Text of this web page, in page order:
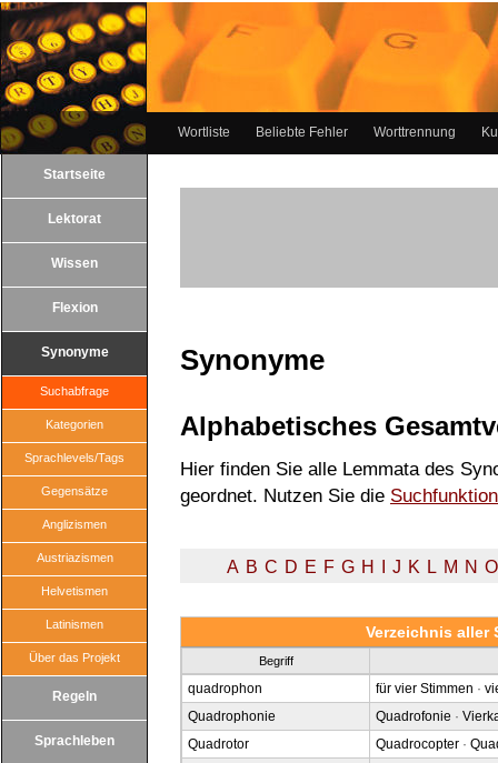
Wortliste Beliebte Fehler Worttrennung
Startseite
Lektorat
Wissen
Flexion
Synonyme
Suchabfrage
Kategorien
Sprachlevels/Tags
Gegensätze
Anglizismen
Austriazismen
Helvetismen
Latinismen
Über das Projekt
Regeln
Sprachleben
Synonyme
Alphabetisches
Hier finden Sie alle Lemmata des
geordnet. Nutzen Sie die Suchfunktion
A B C D E F G H J K L M N O
Verzeichnis aller
Begriff
quadrophon für vier Stimmen ·
Quadrophonie
Quadrofonie ·
Quadrotor
Quadrocopter ·